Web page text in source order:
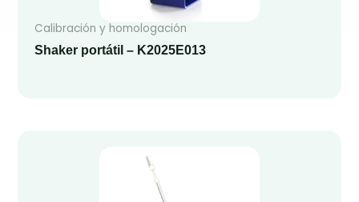
Calibración y homologación
Shaker portátil – K2025E013